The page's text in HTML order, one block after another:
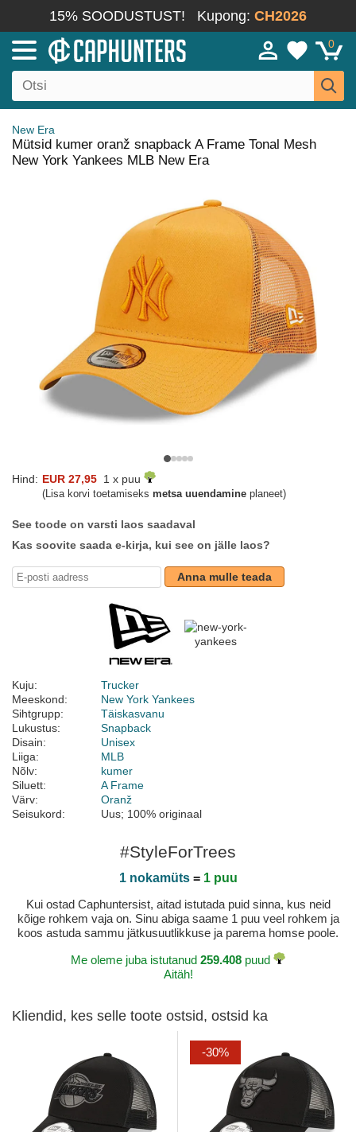
15% SOODUSTUST! Kupong: CH2026
0
New Era
Mütsid kumer oranž snapback A Frame Tonal Mesh
New York Yankees MLB New Era
Hind: EUR 27,95 1 x puu
(Lisa korvi toetamiseks metsa uuendamine planeet)
See toode on varsti laos saadaval
Kas soovite saada e-kirja, kui see on jälle laos?
Anna mulle teada
Kuju:
Trucker
Meeskond:
New York Yankees
Sihtgrupp:
Täiskasvanu
Lukustus:
Snapback
Disain:
Unisex
Liiga:
MLB
Nõlv:
kumer
Siluett:
A Frame
Värv:
Oranž
Seisukord:
Uus; 100% originaal
#StyleForTrees
1 nokamüts= 1 puu
Kui ostad Caphuntersist, aitad istutada puid sinna, kus neid
kõige rohkem vaja on. Sinu abiga saame 1 puu veel rohkem ja
koos astuda sammu jätkusuutlikkuse ja parema homse poole.
Me oleme juba istutanud 259.408 puud
Aitäh!
Kliendid, kes selle toote ostsid, ostsid ka
-30%